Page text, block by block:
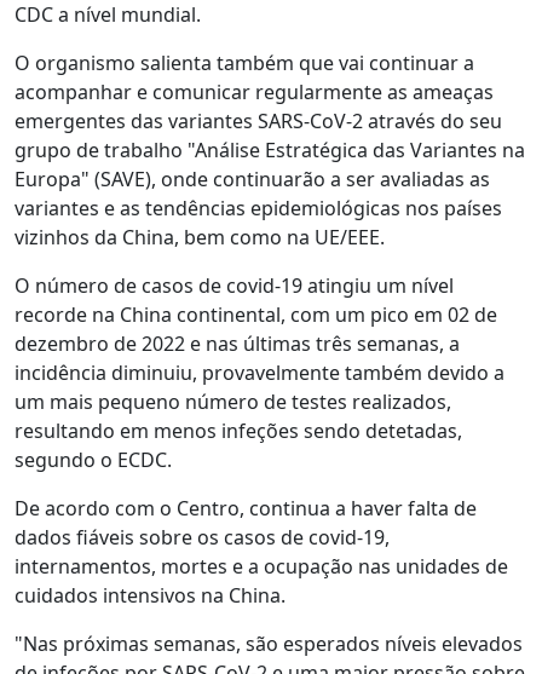
CDC a nível mundial.
O organismo salienta também que vai continuar a
acompanhar e comunicar regularmente as ameaças
emergentes das variantes SARS-CoV-2 através do seu
grupo de trabalho "Análise Estratégica das Variantes na
Europa" (SAVE), onde continuarão a ser avaliadas as
variantes e as tendências epidemiológicas nos países
vizinhos da China, bem como na UE/EEE.
O número de casos de covid-19 atingiu um nível
recorde na China continental, com um pico em 02 de
dezembro de 2022 e nas últimas três semanas, a
incidência diminuiu, provavelmente também devido a
um mais pequeno número de testes realizados,
resultando em menos infeções sendo detetadas,
segundo o ECDC.
De acordo com o Centro, continua a haver falta de
dados fiáveis sobre os casos de covid-19,
internamentos, mortes e a ocupação nas unidades de
cuidados intensivos na China.
"Nas próximas semanas, são esperados níveis elevados